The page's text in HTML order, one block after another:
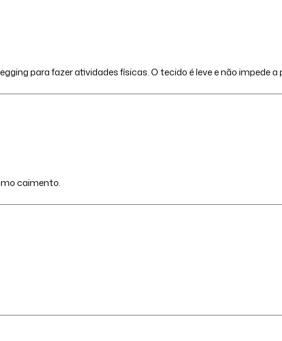
para fazer atividades físicas. O tecido é leve e não impede a
caimento.